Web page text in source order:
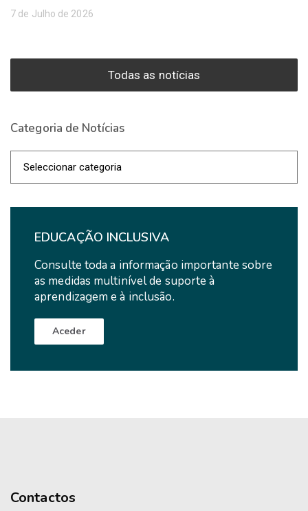
7 de Julho de 2026
Todas as notícias
Categoria de Notícias
EDUCAÇÃO INCLUSIVA
Consulte toda a informação importante sobre
as medidas multinível de suporte à
aprendizagem e à inclusão.
Aceder
Contactos